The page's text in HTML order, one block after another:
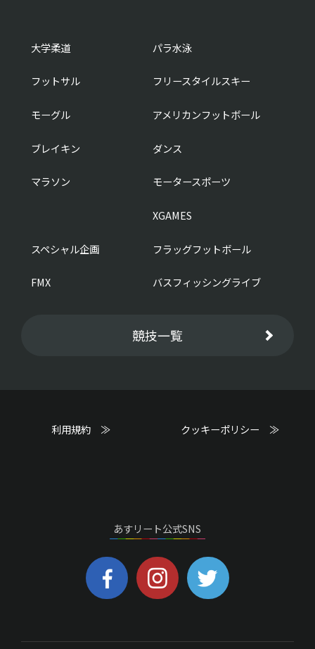
大学柔道 パラ水泳
フットサル フリースタイルスキー
モーグル アメリカンフットボール
ブレイキン ダンス
マラソン モータースポーツ
XGAMES
スペシャル企画 フラッグフットボール
FMX バスフィッシングライブ
競技一覧
利用規約 ≫ クッキーポリシー ≫
あすリート公式SNS